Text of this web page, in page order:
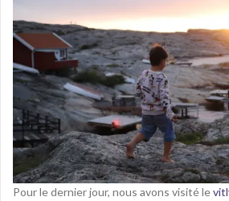
Pour le dernier jour, nous avons visité le